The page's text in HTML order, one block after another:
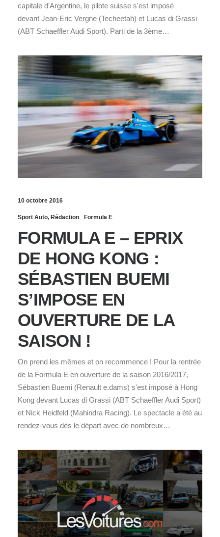
capitale d'Argentine, le pilote suisse s'est imposé
devant Jean-Eric Vergne (Techeetah) et Lucas di Grassi
(ABT Schaeffler Audi Sport). Parti de la 3ème…
10 octobre 2016
Sport Auto, Rédaction Formula E
FORMULA E – EPRIX
DE HONG KONG :
SÉBASTIEN BUEMI
S’IMPOSE EN
OUVERTURE DE LA
SAISON !
On prend les mêmes et on recommence ! Pour la rentrée
de la Formula E en ouverture de la saison 2016/2017,
Sébastien Buemi (Renault e.dams) s'est imposé à Hong
Kong devant Lucas di Grassi (ABT Schaeffler Audi Sport)
et Nick Heidfeld (Mahindra Racing). Le spectacle a été au
rendez-vous dès le départ avec de nombreux…